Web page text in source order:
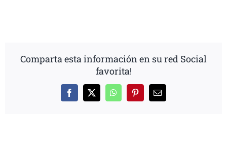
Comparta esta información en su red Social
favorita!
Facebook
X WhatsAppPinterestCorreo